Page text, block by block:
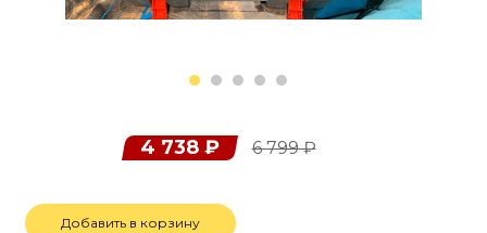
4 738₽ 6 799₽
Добавить в корзину